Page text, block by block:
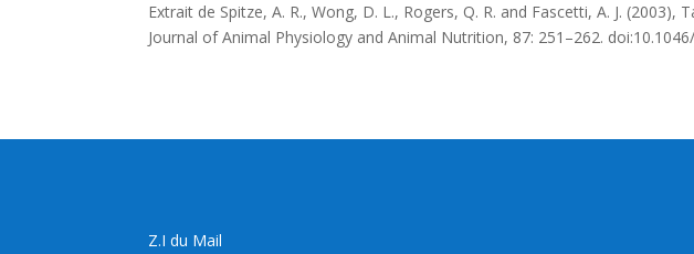
Extrait de Spitze, A. R., Wong, D. L., Rogers, Q. R. and Fascetti, A. J.
Journal of Animal Physiology and Animal Nutrition, 87: 251–262.
Z.I du Mail